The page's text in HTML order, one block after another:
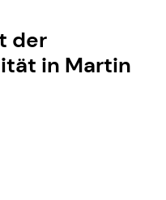
der
in Martin